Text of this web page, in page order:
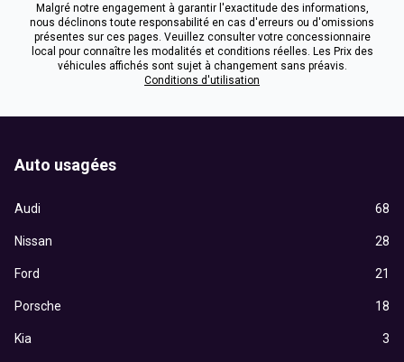
Malgré notre engagement à garantir l'exactitude des informations,
nous déclinons toute responsabilité en cas d'erreurs ou d'omissions
présentes sur ces pages. Veuillez consulter votre concessionnaire
local pour connaître les modalités et conditions réelles. Les Prix des
véhicules affichés sont sujet à changement sans préavis.
Conditions d'utilisation
Auto usagées
Audi 68
Nissan 28
Ford 21
Porsche 18
Kia 3